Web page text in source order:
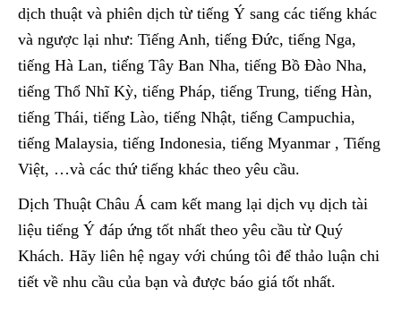
dịch thuật và phiên dịch từ tiếng Ý sang các tiếng khác
và ngược lại như: Tiếng Anh, tiếng Đức, tiếng Nga,
tiếng Hà Lan, tiếng Tây Ban Nha, tiếng Bồ Đào Nha,
tiếng Thổ Nhĩ Kỳ, tiếng Pháp, tiếng Trung, tiếng Hàn,
tiếng Thái, tiếng Lào, tiếng Nhật, tiếng Campuchia,
tiếng Malaysia, tiếng Indonesia, tiếng Myanmar , Tiếng
Việt, …và các thứ tiếng khác theo yêu cầu.
Dịch Thuật Châu Á cam kết mang lại dịch vụ dịch tài
liệu tiếng Ý đáp ứng tốt nhất theo yêu cầu từ Quý
Khách. Hãy liên hệ ngay với chúng tôi để thảo luận chi
tiết về nhu cầu của bạn và được báo giá tốt nhất.